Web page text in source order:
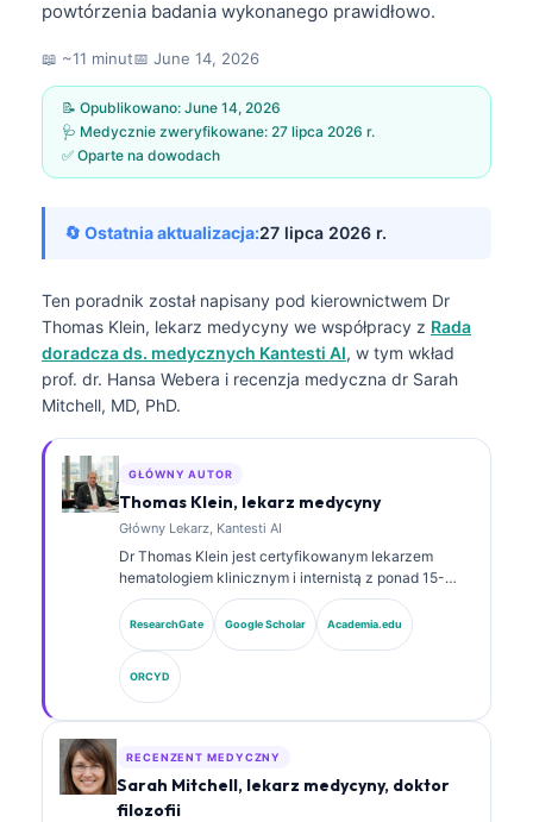
powtórzenia badania wykonanego prawidłowo.
📖 ~11 minut📅 June 14, 2026
📝 Opublikowano: June 14, 2026
🩺 Medycznie zweryfikowane: 27 lipca 2026 r.
✅ Oparte na dowodach
🔄 Ostatnia aktualizacja:27 lipca 2026 r.
Ten poradnik został napisany pod kierownictwem Dr
Thomas Klein, lekarz medycyny we współpracy z Rada
doradcza ds. medycznych Kantesti AI, w tym wkład
prof. dr. Hansa Webera i recenzja medyczna dr Sarah
Mitchell, MD, PhD.
GŁÓWNY AUTOR
Thomas Klein, lekarz medycyny
Główny Lekarz, Kantesti AI
Dr Thomas Klein jest certyfikowanym lekarzem
hematologiem klinicznym i internistą z ponad 15-
letnim doświadczeniem w medycynie laboratoryjnej
oraz analizie klinicznej wspomaganej przez AI. Jako
Chief Medical Officer w Kantesti AI sprawuje nadzór
kliniczny nad medyczną dokładnością zastrzeżonej
sieci neuronowej. Dr Klein publikował prace
dotyczące interpretacji biomarkerów i diagnostyki
laboratoryjnej.
ResearchGate Google Scholar Academia.edu
ORCYD
RECENZENT MEDYCZNY
Sarah Mitchell, lekarz medycyny, doktor
filozofii